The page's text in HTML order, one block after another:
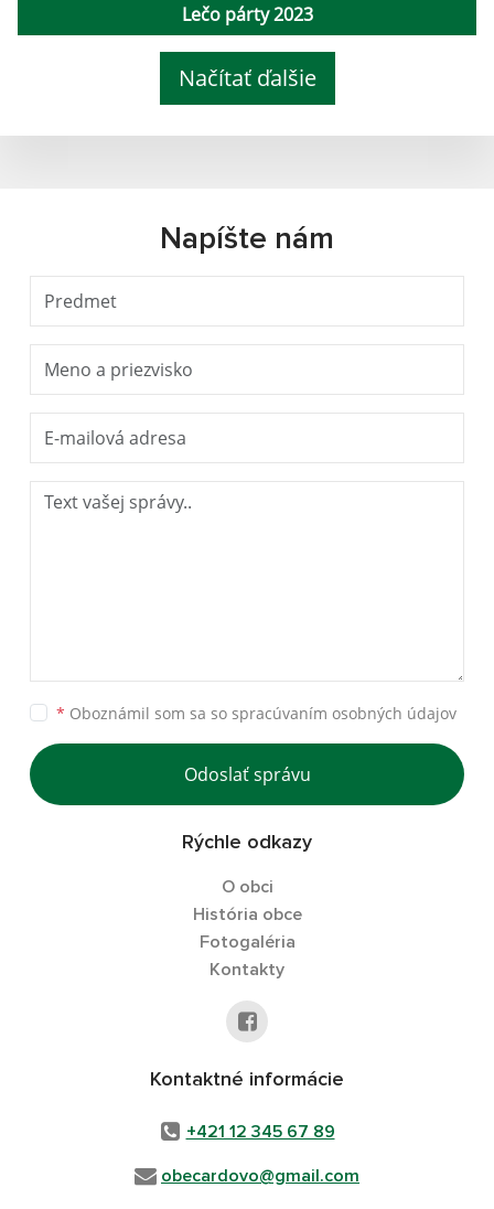
Lečo párty 2023
Načítať ďalšie
Napíšte nám
* Oboznámil som sa so spracúvaním osobných údajov
Odoslať správu
Rýchle odkazy
O obci
História obce
Fotogaléria
Kontakty
Kontaktné informácie
+421 12 345 67 89
obecardovo@gmail.com